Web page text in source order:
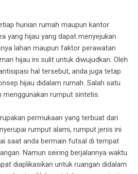
hunian rumah maupun kantor
yang hijau yang dapat menyejukan
lahan maupun faktor perawatan
hijau ini sulit untuk diwujudkan. Oleh
hal tersebut, anda juga tetap
hijau didalam rumah. Salah satu
menggunakan rumput sintetis.
permukaan yang terbuat dari
rumput alami, rumput jenis ini
saat anda bermain futsal di tempat
Namun seiring berjalannya waktu
diaplikasikan untuk ruangan didalam